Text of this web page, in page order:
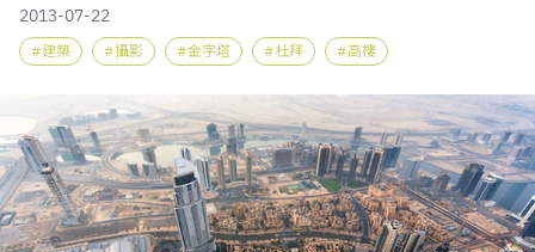
2013-07-22
建築 攝影 金字塔 杜拜 高樓